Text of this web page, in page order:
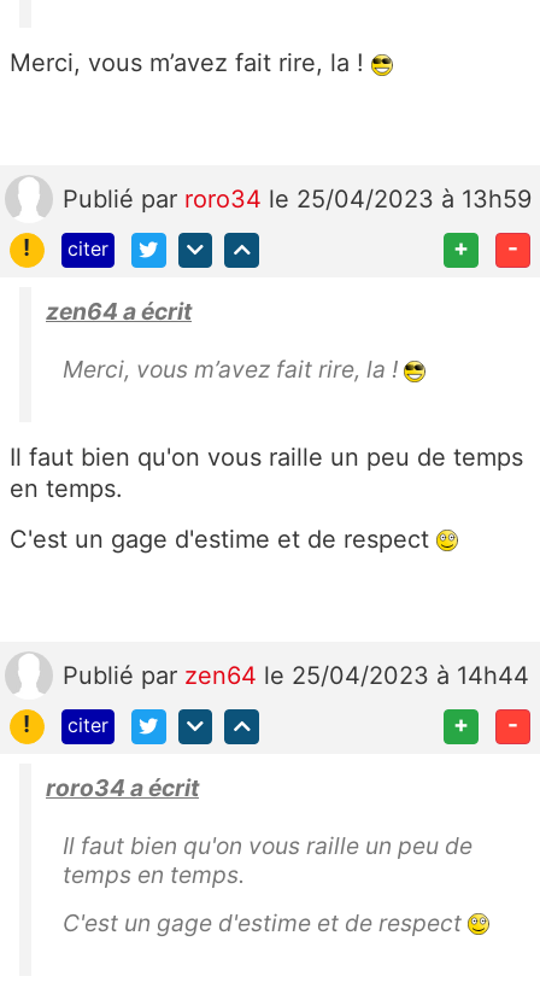
Merci, vous m’avez fait rire, la !
Publié par roro34 le 25/04/2023 à 13h59
!
citer + -
zen64 a écrit
Merci, vous m’avez fait rire, la !
Il faut bien qu'on vous raille un peu de temps
en temps.
C'est un gage d'estime et de respect
Publié par zen64 le 25/04/2023 à 14h44
!
citer + -
roro34 a écrit
Il faut bien qu'on vous raille un peu de
temps en temps.
C'est un gage d'estime et de respect